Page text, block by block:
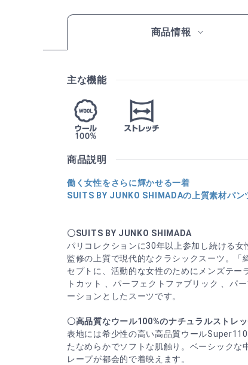
商品情報
主な機能
商品説明
働く女性をさらに輝かせる一着
SUITS BY JUNKO SHIMADAの上質素材パン
〇SUITS BY JUNKO SHIMADA
パリコレクションに30年以上参加し続ける女
監修の上質で現代的なクラシックスーツ。「
セプトに、活動的な女性のためにメンズテー
トカット 、パーフェクトファブリック 、パ
ーションとしたスーツです。
〇高品質なウール100%のナチュラルストレ
表地には希少性の高い高品質ウール
たなめらかでソフトな肌触り。ベーシックな
レープが都会的で着映えます。